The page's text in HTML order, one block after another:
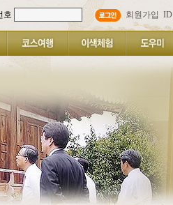
호 회원가입 ID